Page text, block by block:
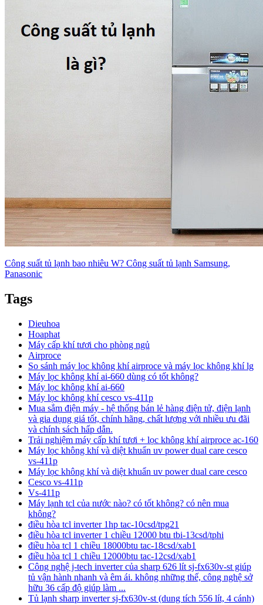
Công suất tủ lạnh bao nhiêu W? Công suất tủ lạnh Samsung,
Panasonic
Tags
Dieuhoa
Hoaphat
Máy cấp khí tươi cho phòng ngủ
Airproce
So sánh máy lọc không khí airproce và máy lọc không khí lg
Máy lọc không khí ai-660 dùng có tốt không?
Máy lọc không khí ai-660
Máy lọc không khí cesco vs‑411p
Mua sắm điện máy - hệ thống bán lẻ hàng điện tử, điện lạnh
và gia dụng giá tốt, chính hãng, chất lượng với nhiều ưu đãi
và chính sách hấp dẫn.
Trải nghiệm máy cấp khí tươi + lọc không khí airproce ac-160
Máy lọc không khí và diệt khuẩn uv power dual care cesco
vs-411p
Máy lọc không khí và diệt khuẩn uv power dual care cesco
Cesco vs-411p
Vs-411p
Máy lạnh tcl của nước nào? có tốt không? có nên mua
không?
điều hòa tcl inverter 1hp tac-10csd/tpg21
điều hòa tcl inverter 1 chiều 12000 btu tbi-13csd/tphi
điều hòa tcl 1 chiều 18000btu tac-18csd/xab1
điều hòa tcl 1 chiều 12000btu tac-12csd/xab1
Công nghệ j-tech inverter của sharp 626 lít sj-fx630v-st giúp
tủ vận hành nhanh và êm ái. không những thế, công nghệ sở
hữu 36 cấp độ giúp làm ...
Tủ lạnh sharp inverter sj-fx630v-st (dung tích 556 lít, 4 cánh)